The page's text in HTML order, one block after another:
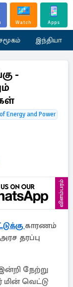
Watch Apps
இந்தியா
-
Energy and Power
விளம்பரம்
காரணம்
தரப்பு
நேற்று
மின் வெட்டு